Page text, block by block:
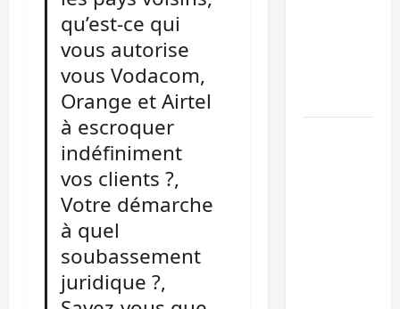
qu’est-ce qui
vous autorise
vous Vodacom,
Orange et Airtel
à escroquer
indéfiniment
vos clients ?,
Votre démarche
à quel
soubassement
juridique ?,